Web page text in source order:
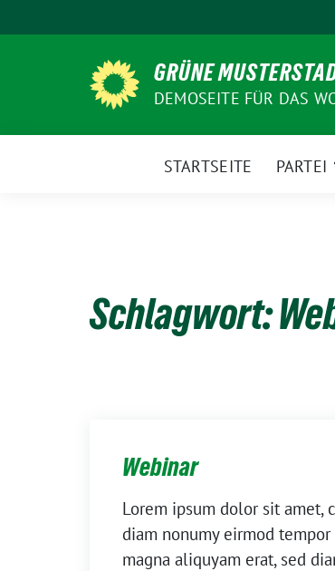
zum
GRÜNE
DEMOSEITE FÜR DAS
STARTSEITE PARTEI
Schlagwort:
Webinar
Lorem ipsum dolor sit amet,
diam nonumy eirmod
magna aliquyam erat, sed